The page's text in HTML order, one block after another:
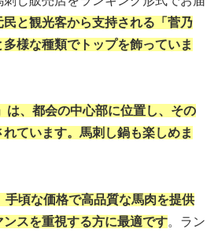
民と観光客から支持される「菅乃
様な種類でトップを飾っていま
は、都会の中心部に位置し、その
ています。馬刺し鍋も楽しめま
手頃な価格で高品質な馬肉を提供
ンスを重視する方に最適です。ラン